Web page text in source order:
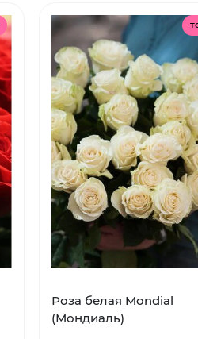
Роза белая Mondial
(Мондиаль)